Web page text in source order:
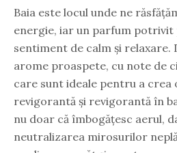
Baia este locul unde ne
energie, iar un parfum potrivit
sentiment de calm și relaxare.
arome proaspete, cu note de
care sunt ideale pentru a crea
revigorantă și revigorantă în
nu doar că îmbogățesc aerul,
neutralizarea mirosurilor